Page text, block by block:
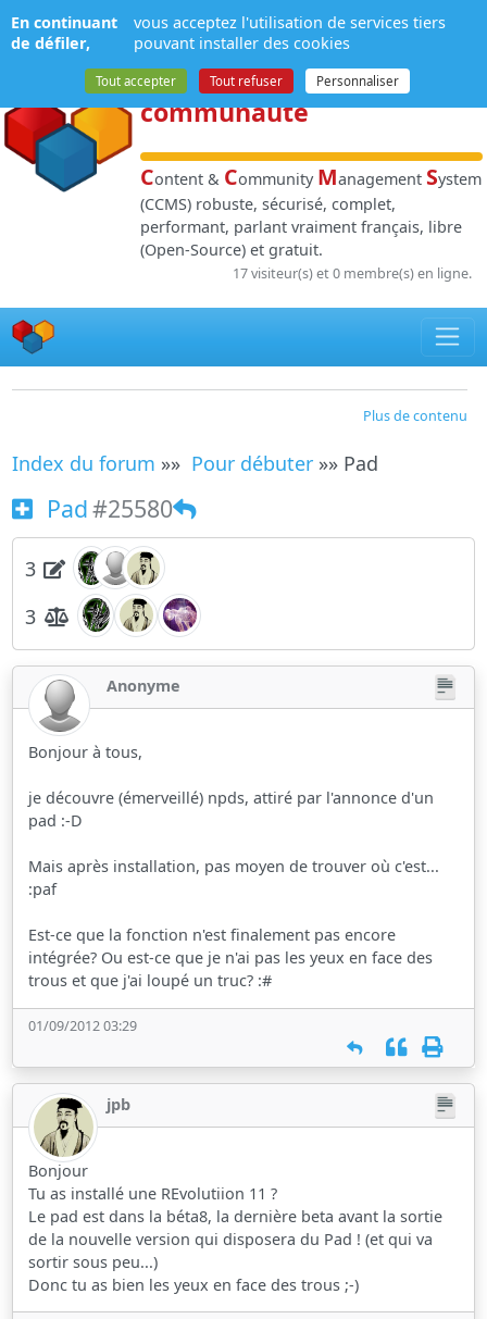
NPDS:Gestion de
contenuet de
communauté
Content & Community Management System
(CCMS) robuste, sécurisé, complet,
performant, parlant vraiment français, libre
(Open-Source) et gratuit.
17 visiteur(s) et 0 membre(s) en ligne.
Plus de contenu
Index du forum »» Pour débuter»» Pad
Pad#25580
3
3
Anonyme
Bonjour à tous,
je découvre (émerveillé) npds, attiré par l'annonce d'un
pad :-D
Mais après installation, pas moyen de trouver où c'est...
:paf
Est-ce que la fonction n'est finalement pas encore
intégrée? Ou est-ce que je n'ai pas les yeux en face des
trous et que j'ai loupé un truc? :#
01/09/2012 03:29
jpb
Bonjour
Tu as installé une REvolutiion 11 ?
Le pad est dans la béta8, la dernière beta avant la sortie
de la nouvelle version qui disposera du Pad ! (et qui va
sortir sous peu...)
Donc tu as bien les yeux en face des trous ;-)
Panneau de gestion des cookies
En continuant
de défiler,
vous acceptez l'utilisation de services tiers
pouvant installer des cookies
Tout accepter Tout refuser Personnaliser